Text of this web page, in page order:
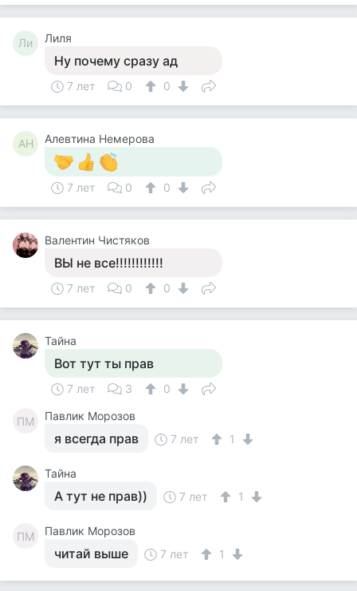
Ли Лиля
Ну почему сразу ад
7 лет 0 0
АН Алевтина Немерова
7 лет 0 0
Валентин Чистяков
ВЫ не все!!!!!!!!!!!!
7 лет 0 0
Тайна
Вот тут ты прав
7 лет 3 0
ПМ Павлик Морозов
я всегда прав 7 лет 1
Тайна
А тут не прав)) 7 лет 1
ПМ Павлик Морозов
читай выше 7 лет 1